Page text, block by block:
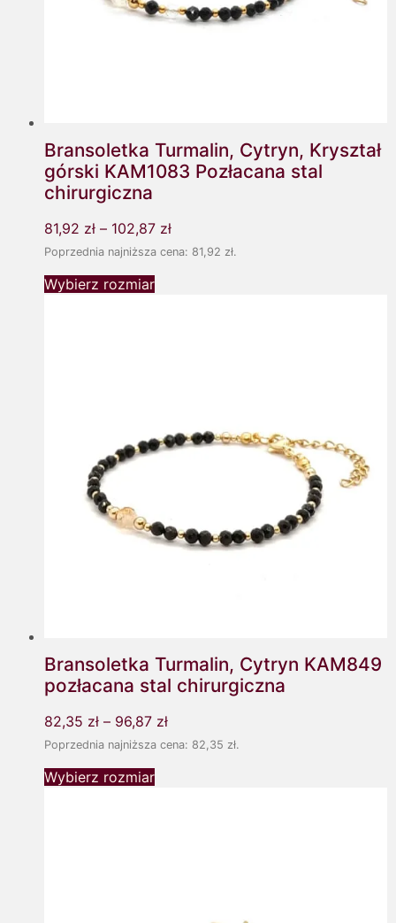
Bransoletka Turmalin, Cytryn, Kryształ
górski KAM1083 Pozłacana stal
chirurgiczna
81,92 zł – 102,87 zł
Poprzednia najniższa cena: 81,92 zł.
Wybierz rozmiar
Bransoletka Turmalin, Cytryn KAM849
pozłacana stal chirurgiczna
82,35 zł – 96,87 zł
Poprzednia najniższa cena: 82,35 zł.
Wybierz rozmiar